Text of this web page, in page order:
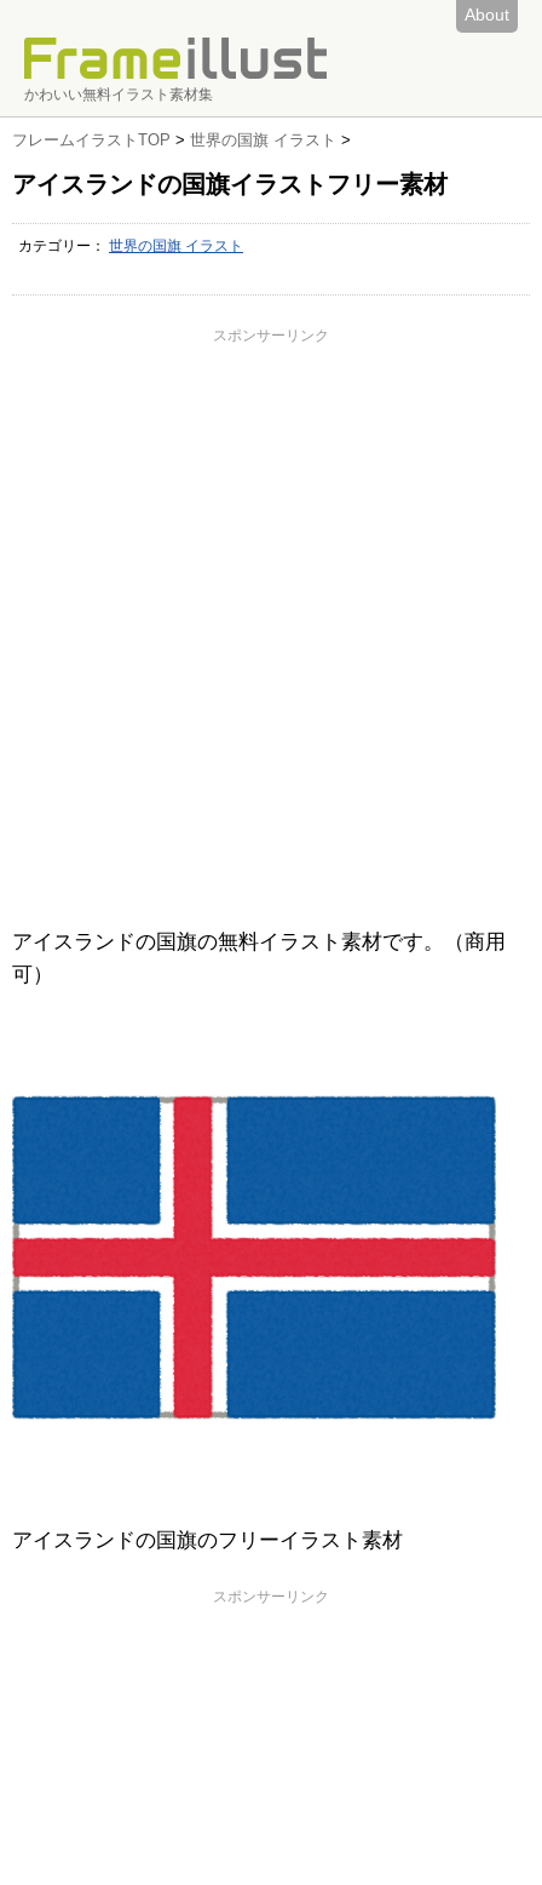
About
かわいい無料イラスト素材集
フレームイラストTOP > 世界の国旗 イラスト >
アイスランドの国旗イラストフリー素材
カテゴリー： 世界の国旗 イラスト
スポンサーリンク
アイスランドの国旗の無料イラスト素材です。（商用
可）
アイスランドの国旗のフリーイラスト素材
スポンサーリンク